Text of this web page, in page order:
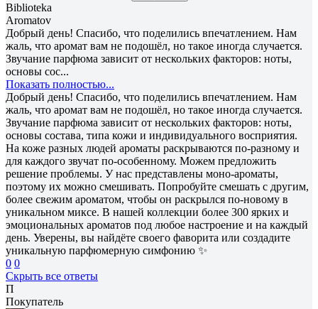
Biblioteka
Aromatov
Добрый день! Спасибо, что поделились впечатлением. Нам
жаль, что аромат вам не подошёл, но такое иногда случается.
Звучание парфюма зависит от нескольких факторов: ноты,
основы сос...
Показать полностью...
Добрый день! Спасибо, что поделились впечатлением. Нам
жаль, что аромат вам не подошёл, но такое иногда случается.
Звучание парфюма зависит от нескольких факторов: ноты,
основы состава, типа кожи и индивидуального восприятия.
На коже разных людей ароматы раскрываются по-разному и
для каждого звучат по-особенному. Можем предложить
решение проблемы. У нас представлены моно-ароматы,
поэтому их можно смешивать. Попробуйте смешать с другим,
более свежим ароматом, чтобы он раскрылся по-новому в
уникальном миксе. В нашей коллекции более 300 ярких и
эмоциональных ароматов под любое настроение и на каждый
день. Уверены, вы найдёте своего фаворита или создадите
уникальную парфюмерную симфонию ✨
0 0
Скрыть все ответы
П
Покупатель